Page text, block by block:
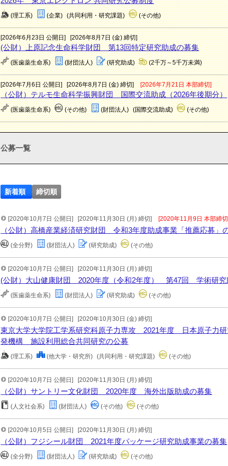
(理工系) (企業) (共同利用・研究課題) (その他)
[2026年6月23日 公開日] [2026年8月7日 (金) 締切]
(公財）上原記念生命科学財団 第13回特定研究助成の募集
(医歯薬生命系) (財団法人) (研究助成) (2千万～5千万未満)
[2026年7月6日 公開日] [2026年8月7日 (金) 締切] [2026年7月21日 本部締切]
（公財）テルモ生命科学振興財団 国際交流助成（2026年後期分）
(医歯薬生命系) (その他) (財団法人) (国際交流助成) (その他)
公募一覧
新着順 締切順
[2020年10月7日 公開日] [2020年11月30日 (月) 締切] [2020年11月9日 本部締
（公財）高橋産業経済研究財団 令和3年度助成事業「推薦応募」
(全分野) (財団法人) (研究助成) (その他)
[2020年10月7日 公開日] [2020年11月30日 (月) 締切]
(公財）大山健康財団 2020年度（令和2年度） 第47回 学術研究
(医歯薬生命系) (財団法人) (研究助成) (その他)
[2020年10月7日 公開日] [2020年10月30日 (金) 締切]
東京大学大学院工学系研究科原子力専攻 2021年度 日本原子力
発機構 施設利用総合共同研究の公募
(理工系) (他大学・研究所) (共同利用・研究課題) (その他)
[2020年10月7日 公開日] [2020年11月30日 (月) 締切]
（公財）サントリー文化財団 2020年度 海外出版助成の募集
(人文社会系) (財団法人) (その他) (その他)
[2020年10月5日 公開日] [2020年11月30日 (月) 締切]
（公財）フジシール財団 2021年度パッケージ研究助成事業の募集
(全分野) (財団法人) (研究助成) (その他)